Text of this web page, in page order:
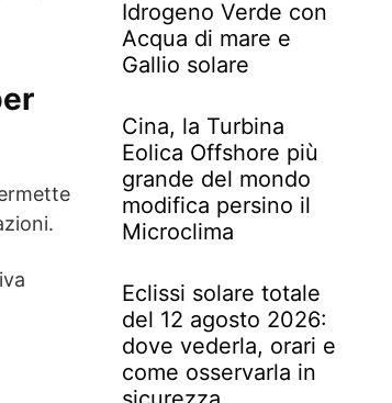
Idrogeno Verde con
Acqua di mare e
Gallio solare
Cina, la Turbina
Eolica Offshore più
grande del mondo
modifica persino il
Microclima
Eclissi solare totale
del 12 agosto 2026:
dove vederla, orari e
come osservarla in